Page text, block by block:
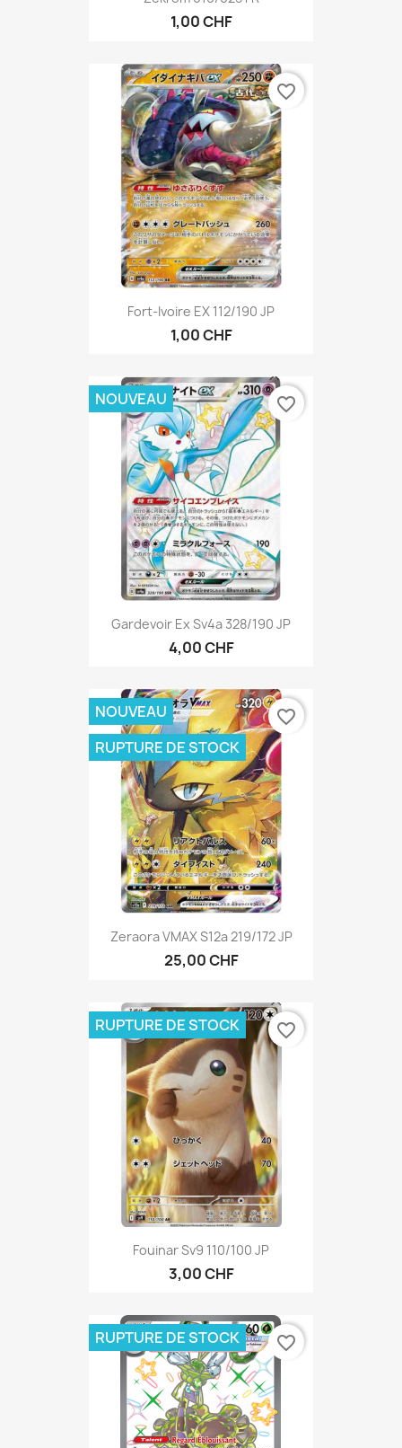
1,00 CHF
Fort-Ivoire EX 112/190 JP
1,00 CHF
favorite_border
Gardevoir Ex Sv4a 328/190 JP
4,00 CHF
NOUVEAU favorite_border
Zeraora VMAX S12a 219/172 JP
25,00 CHF
NOUVEAU
RUPTURE DE STOCK
favorite_border
Fouinar Sv9 110/100 JP
3,00 CHF
RUPTURE DE STOCK favorite_border
RUPTURE DE STOCK favorite_border